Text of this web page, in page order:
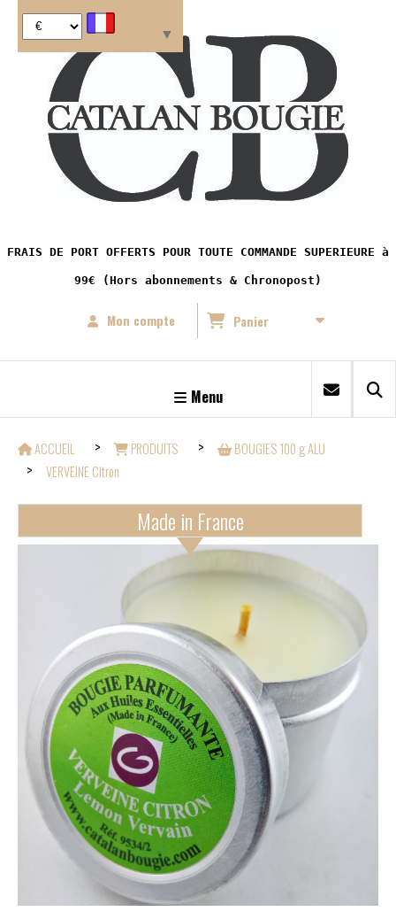
FRAIS DE PORT OFFERTS POUR TOUTE COMMANDE SUPERIEURE à
99€ (Hors abonnements & Chronopost)
Mon compte Panier
Menu
ACCUEIL PRODUITS
BOUGIES 100 g ALU
VERVEINE Citron
Made in France
▼